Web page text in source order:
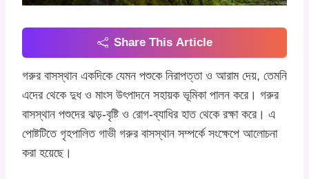
Share This Article
গরুর বাসস্থান একদিকে যেমন পশুকে নিরাপত্তা ও আরাম দেয়, তেমনি
এদের থেকে দুধ ও মাংস উৎপাদনে সহায়ক ভূমিকা পালন করে। গরুর
বাসস্থান পশুদের ঝড়-বৃষ্টি ও রোগ-ব্যাধির হাত থেকে রক্ষা করে। এ
পোষ্টটিতে গৃহপালিত গাভী গরুর বাসস্থান সম্পর্কে সংক্ষেপে আলোচনা
করা হয়েছে।